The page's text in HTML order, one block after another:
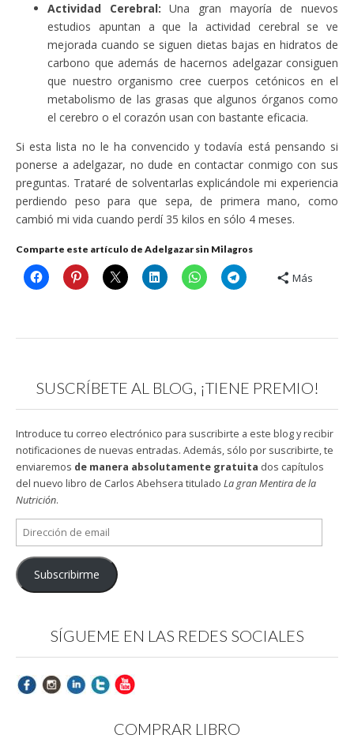
Actividad Cerebral: Una gran mayoría de nuevos
estudios apuntan a que la actividad cerebral se ve
mejorada cuando se siguen dietas bajas en hidratos de
carbono que además de hacernos adelgazar consiguen
que nuestro organismo cree cuerpos cetónicos en el
metabolismo de las grasas que algunos órganos como
el cerebro o el corazón usan con bastante eficacia.
Si esta lista no le ha convencido y todavía está pensando si
ponerse a adelgazar, no dude en contactar conmigo con sus
preguntas. Trataré de solventarlas explicándole mi experiencia
perdiendo peso para que sepa, de primera mano, como
cambió mi vida cuando perdí 35 kilos en sólo 4 meses.
Comparte este artículo de Adelgazar sin Milagros
Más
SUSCRÍBETE AL BLOG, ¡TIENE PREMIO!
Introduce tu correo electrónico para suscribirte a este blog y recibir
notificaciones de nuevas entradas. Además, sólo por suscribirte, te
enviaremos de manera absolutamente gratuita dos capítulos
del nuevo libro de Carlos Abehsera titulado La gran Mentira de la
Nutrición.
Dirección
de
email
Subscribirme
SÍGUEME EN LAS REDES SOCIALES
COMPRAR LIBRO